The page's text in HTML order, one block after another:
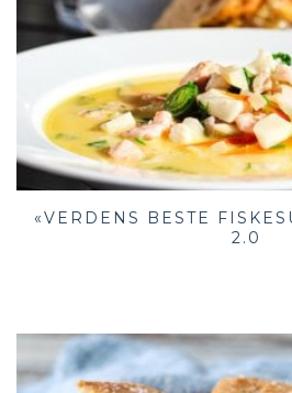
«VERDENS BESTE
2.0